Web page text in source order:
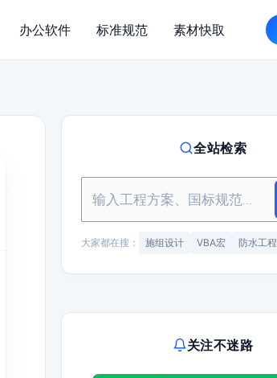
办公软件 标准规范 素材快取
全站检索
大家都在搜： 施组设计 VBA宏 防水工程
关注不迷路